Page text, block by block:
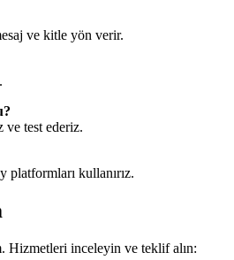
ve kitle yön verir.
ve test ederiz.
platformları kullanırız.
Hizmetleri inceleyin ve teklif alın: